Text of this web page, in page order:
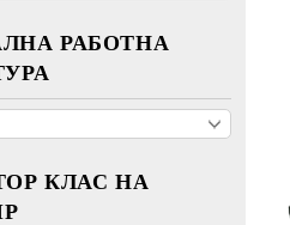
РАБОТНА
КЛАС НА